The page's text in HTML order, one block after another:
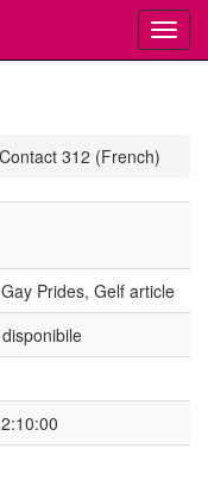
Contact 312 (French)
Prides, Gelf article